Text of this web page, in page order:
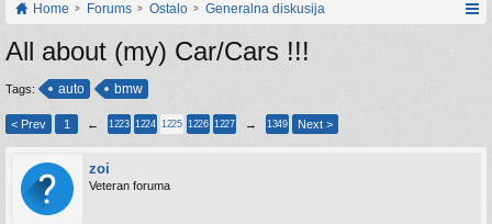
Home Forums Ostalo Generalna diskusija
All about (my) Car/Cars !!!
Tags: auto bmw
< Prev 1 ← 1223 1224 1225 1226 1227 → 1349 Next >
zoi
Veteran foruma